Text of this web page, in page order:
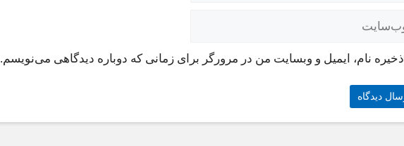
ذخیره نام، ایمیل و وبسایت من در مرورگر برای زمانی که دوباره دیدگاهی می‌نویسم.